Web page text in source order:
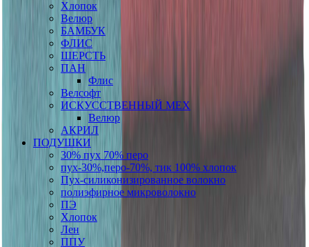
Хлопок
Велюр
БАМБУК
ФЛИС
ШЕРСТЬ
ПАН
Флис
Велсофт
ИСКУССТВЕННЫЙ МЕХ
Велюр
АКРИЛ
ПОДУШКИ
30% пух 70% перо
пух-30%,перо-70%, тик 100% хлопок
Пух-силиконизированное волокно
полиэфирное микроволокно
ПЭ
Хлопок
Лен
ППУ